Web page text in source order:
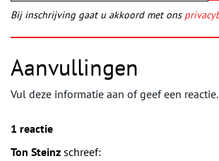
Bij inschrijving gaat u akkoord met ons
Aanvullingen
Vul deze informatie aan of geef een reactie.
1 reactie
Ton Steinz schreef: